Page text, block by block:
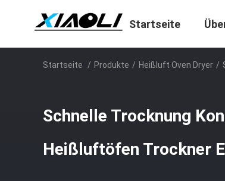
Startseite
Startseite / Produkte / Heißluft Oven Dryer /
Schnelle Trocknung
Heißluftöfen Trockner